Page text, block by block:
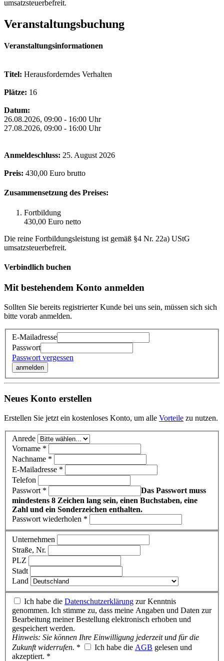
umsatzsteuerbefreit.
Veranstaltungsbuchung
Veranstaltungsinformationen
Titel: Herausforderndes Verhalten
Plätze: 16
Datum:
26.08.2026, 09:00 - 16:00 Uhr
27.08.2026, 09:00 - 16:00 Uhr
Anmeldeschluss: 25. August 2026
Preis: 430,00 Euro brutto
Zusammensetzung des Preises:
Fortbildung
430,00 Euro netto
Die reine Fortbildungsleistung ist gemäß §4 Nr. 22a) UStG
umsatzsteuerbefreit.
Verbindlich buchen
Mit bestehendem Konto anmelden
Sollten Sie bereits registrierter Kunde bei uns sein, müssen sich sich
bitte vorab anmelden.
E-Mailadresse
Passwort
Passwort vergessen
anmelden
Neues Konto erstellen
Erstellen Sie jetzt ein kostenloses Konto, um alle Vorteile zu nutzen.
Anrede
Vorname *
Nachname *
E-Mailadresse *
Telefon
Passwort *
Das Passwort muss
mindestens 8 Zeichen lang sein, einen Buchstaben, eine
Zahl und ein Sonderzeichen enthalten.
Passwort wiederholen *
Unternehmen
Straße, Nr.
PLZ
Stadt
Land
Ich habe die Datenschutzerklärung zur Kenntnis
genommen. Ich stimme zu, dass meine Angaben und Daten zur
Bearbeitung meiner Bestellung elektronisch erhoben und
gespeichert werden.
Hinweis: Sie können Ihre Einwilligung jederzeit und für die
Zukunft widerrufen. * Ich habe die AGB gelesen und
akzeptiert. *